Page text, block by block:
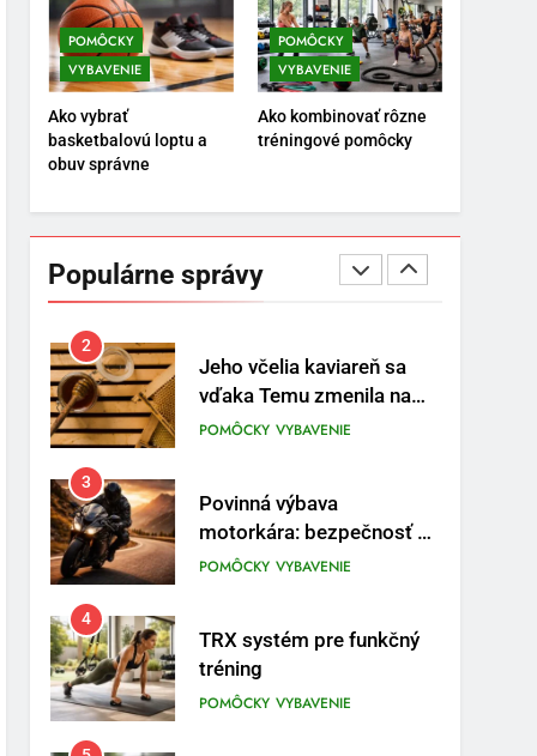
POMÔCKY
VYBAVENIE
Ako vybrať
basketbalovú loptu a
obuv správne
POMÔCKY
VYBAVENIE
Ako kombinovať rôzne
tréningové pomôcky
Populárne správy
POMÔCKY VYBAVENIE
8
Najlepšie doplnky pre
motocyklistov na dlhé
trasy
VYBAVENIE
1
Osemročný Adrián dobýva
sociálne siete vášňou pre
futbal a brankársky post –
POMÔCKY
2
Jeho včelia kaviareň sa
vďaka Temu zmenila na
prívetivú oázu
POMÔCKY VYBAVENIE
3
Povinná výbava
motorkára: bezpečnosť na
prvom mieste
POMÔCKY VYBAVENIE
4
TRX systém pre funkčný
tréning
POMÔCKY VYBAVENIE